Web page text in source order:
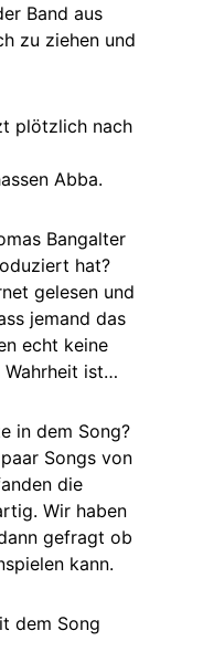
Band aus
zu ziehen und
plötzlich nach
Abba.
Bangalter
hat?
gelesen und
jemand das
echt keine
Wahrheit ist…
in dem Song?
Songs von
die
Wir haben
gefragt ob
kann.
dem Song